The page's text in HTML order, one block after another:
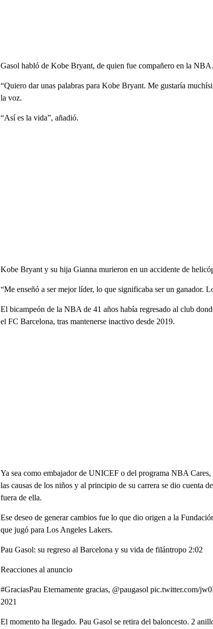
Gasol habló de Kobe Bryant, de quien fue compañero en la NBA.
“Quiero dar unas palabras para Kobe Bryant. Me gustaría
la voz.
“Así es la vida”, añadió.
Kobe Bryant y su hija Gianna murieron en un accidente de
“Me enseñó a ser mejor líder, lo que significaba ser un ganador.
El bicampeón de la NBA de 41 años había regresado al club
el FC Barcelona, tras mantenerse inactivo desde 2019.
Ya sea como embajador de UNICEF o del programa NBA
las causas de los niños y al principio de su carrera se dio cuenta
fuera de ella.
Ese deseo de generar cambios fue lo que dio origen a la
que jugó para Los Angeles Lakers.
Pau Gasol: su regreso al Barcelona y su vida de filántropo 2:02
Reacciones al anuncio
#GraciasPau Eternamente gracias, @paugasol
2021
El momento ha llegado. Pau Gasol se retira del baloncesto. 2